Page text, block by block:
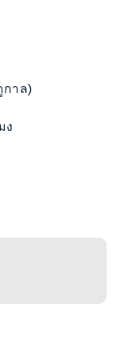
กาล)
ง